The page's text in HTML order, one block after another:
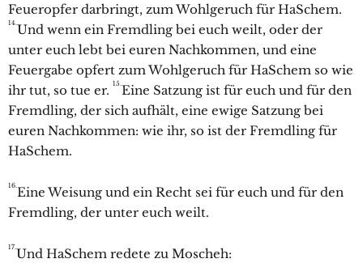
Feueropfer darbringt, zum Wohlgeruch für HaSchem.
14.Und wenn ein Fremdling bei euch weilt, oder der
unter euch lebt bei euren Nachkommen, und eine
Feuergabe opfert zum Wohlgeruch für HaSchem so wie
ihr tut, so tue er. 15.Eine Satzung ist für euch und für den
Fremdling, der sich aufhält, eine ewige Satzung bei
euren Nachkommen: wie ihr, so ist der Fremdling für
HaSchem.
16.Eine Weisung und ein Recht sei für euch und für den
Fremdling, der unter euch weilt.
17.Und HaSchem redete zu Moscheh: